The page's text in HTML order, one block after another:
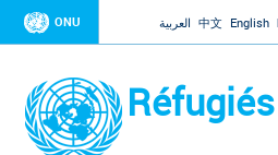
Jump to
ONU العربية 中文 English